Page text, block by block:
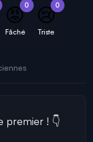
0
😡
Fâché
0
😢
Triste
premier ! 👇